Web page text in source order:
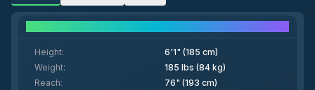
Height:
6'1" (185 cm)
Weight:
185 lbs (84 kg)
Reach:
76" (193 cm)